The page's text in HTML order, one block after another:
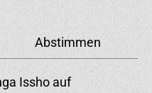
Abstimmen
Issho auf